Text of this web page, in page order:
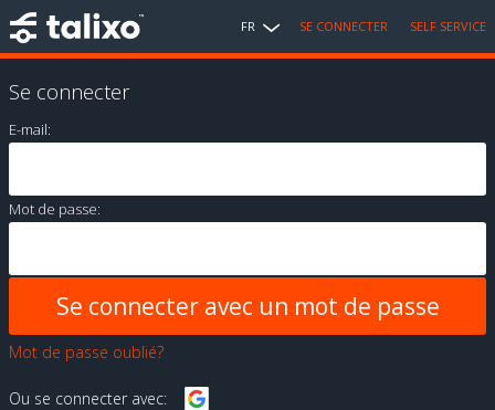
FR SE CONNECTER SELF SERVICE
Se connecter
E-mail:
Mot de passe:
Mot de passe oublié?
Ou se connecter avec: